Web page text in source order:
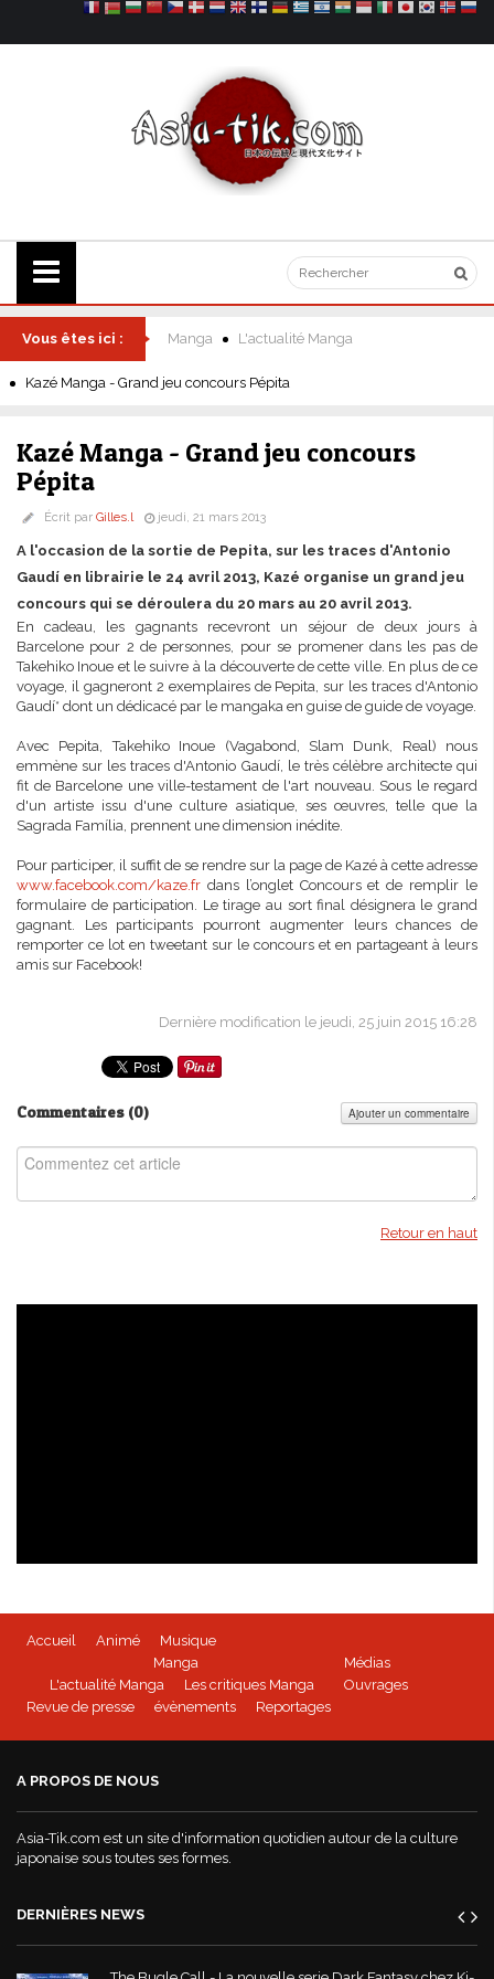
Vous êtes ici : Manga L'actualité Manga
Kazé Manga - Grand jeu concours Pépita
Kazé Manga - Grand jeu concours
Pépita
Écrit par Gilles.l jeudi, 21 mars 2013
A l'occasion de la sortie de Pepita, sur les traces d'Antonio
Gaudí en librairie le 24 avril 2013, Kazé organise un grand jeu
concours qui se déroulera du 20 mars au 20 avril 2013.
En cadeau, les gagnants recevront un séjour de deux jours à
Barcelone pour 2 de personnes, pour se promener dans les pas de
Takehiko Inoue et le suivre à la découverte de cette ville. En plus de ce
voyage, il gagneront 2 exemplaires de Pepita, sur les traces d'Antonio
Gaudí* dont un dédicacé par le mangaka en guise de guide de voyage.
Avec Pepita, Takehiko Inoue (Vagabond, Slam Dunk, Real) nous
emmène sur les traces d'Antonio Gaudí, le très célèbre architecte qui
fit de Barcelone une ville-testament de l'art nouveau. Sous le regard
d'un artiste issu d'une culture asiatique, ses œuvres, telle que la
Sagrada Família, prennent une dimension inédite.
Pour participer, il suffit de se rendre sur la page de Kazé à cette adresse
www.facebook.com/kaze.fr dans l’onglet Concours et de remplir le
formulaire de participation. Le tirage au sort final désignera le grand
gagnant. Les participants pourront augmenter leurs chances de
remporter ce lot en tweetant sur le concours et en partageant à leurs
amis sur Facebook!
Dernière modification le jeudi, 25 juin 2015 16:28
Commentaires (0) Ajouter un commentaire
Retour en haut
BEYBLADE BURST - Tome 1 disponible
Accueil Animé
Musique
Manga
L'actualité Manga
Les critiques Manga
Médias
Ouvrages
Revue de presse
évènements Reportages
A PROPOS DE NOUS
Asia-Tik.com est un site d'information quotidien autour de la culture
japonaise sous toutes ses formes.
DERNIÈRES NEWS